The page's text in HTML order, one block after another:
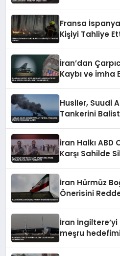
Fransa İspanya
Kişiyi Tahliye
İran’dan
Kaybı ve İmha
Husiler, Suudi
Tankerini
İran Halkı ABD
Karşı Sahilde
İran Hürmüz
Önerisini
İran İngiltere’yi
meşru